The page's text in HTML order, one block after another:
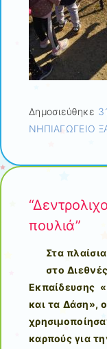
Δημοσιεύθηκε
ΝΗΠΙΑΓΩΓΕΙΟ
πουλιά”
Στα
στο
Εκπαίδευσης
και τα Δάση»,
καρπούς για